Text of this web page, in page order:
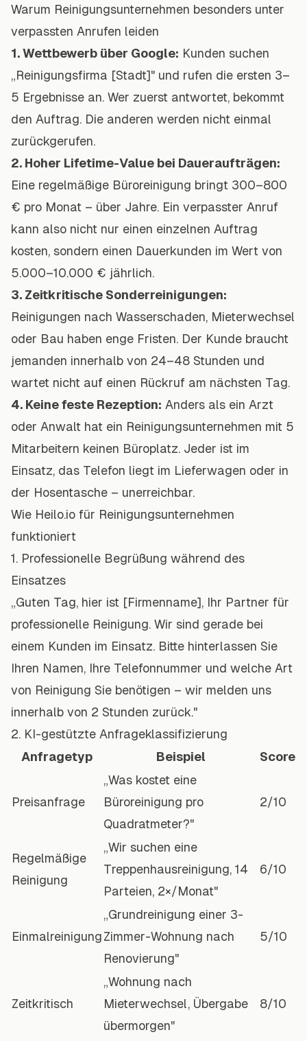
Warum Reinigungsunternehmen besonders unter
verpassten Anrufen leiden
1. Wettbewerb über Google: Kunden suchen
„Reinigungsfirma [Stadt]" und rufen die ersten 3–
5 Ergebnisse an. Wer zuerst antwortet, bekommt
den Auftrag. Die anderen werden nicht einmal
zurückgerufen.
2. Hoher Lifetime-Value bei Daueraufträgen:
Eine regelmäßige Büroreinigung bringt 300–800
€ pro Monat – über Jahre. Ein verpasster Anruf
kann also nicht nur einen einzelnen Auftrag
kosten, sondern einen Dauerkunden im Wert von
5.000–10.000 € jährlich.
3. Zeitkritische Sonderreinigungen:
Reinigungen nach Wasserschaden, Mieterwechsel
oder Bau haben enge Fristen. Der Kunde braucht
jemanden innerhalb von 24–48 Stunden und
wartet nicht auf einen Rückruf am nächsten Tag.
4. Keine feste Rezeption: Anders als ein Arzt
oder Anwalt hat ein Reinigungsunternehmen mit 5
Mitarbeitern keinen Büroplatz. Jeder ist im
Einsatz, das Telefon liegt im Lieferwagen oder in
der Hosentasche – unerreichbar.
Wie Heilo.io für Reinigungsunternehmen
funktioniert
1. Professionelle Begrüßung während des
Einsatzes
„Guten Tag, hier ist [Firmenname], Ihr Partner für
professionelle Reinigung. Wir sind gerade bei
einem Kunden im Einsatz. Bitte hinterlassen Sie
Ihren Namen, Ihre Telefonnummer und welche Art
von Reinigung Sie benötigen – wir melden uns
innerhalb von 2 Stunden zurück."
2. KI-gestützte Anfrageklassifizierung
Anfragetyp
Beispiel Score
Preisanfrage
„Was kostet eine
Büroreinigung pro
Quadratmeter?"
2/10
Regelmäßige
Reinigung
„Wir suchen eine
Treppenhausreinigung, 14
Parteien, 2×/Monat"
6/10
Einmalreinigung
„Grundreinigung einer 3-
Zimmer-Wohnung nach
Renovierung"
5/10
Zeitkritisch
„Wohnung nach
Mieterwechsel, Übergabe
übermorgen"
8/10